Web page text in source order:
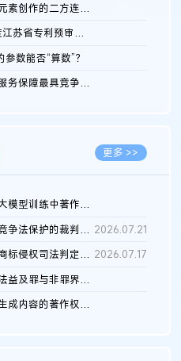
采用传统元素创作的二方连续装饰图案作品的独创性及侵权对比认定
2025年度江苏省专利预审典型案例
参数能否“算数”？
浙江司法服务保障最具竞争力营商环境建设典型案例（第二批）含侵...
更多 >>
人工智能大模型训练中著作权的合理使用
2026.07.28
数据权益竞争法保护的裁判路径构建 2026.07.21
平行进口商标侵权司法判定规则的困境与纾解 2026.07.17
商标犯罪法益及罪与非罪界限研究
人工智能生成内容的著作权司法认定：演进逻辑、现实困境与规则建...